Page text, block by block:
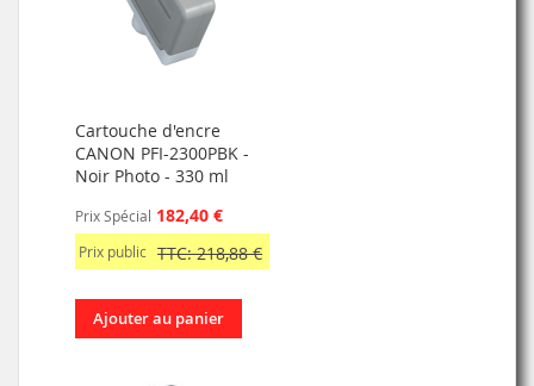
Cartouche d'encre
CANON PFI-2300PBK -
Noir Photo - 330 ml
Prix Spécial 182,40 €
Prix public TTC: 218,88 €
Ajouter au panier